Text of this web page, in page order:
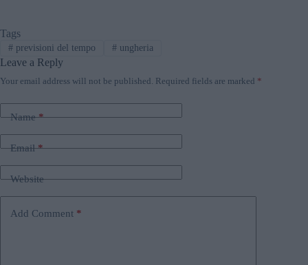
Tags
#previsioni del tempo #ungheria
Leave a Reply
Your email address will not be published. Required fields are marked *
Name*
Email*
Website
Add Comment *